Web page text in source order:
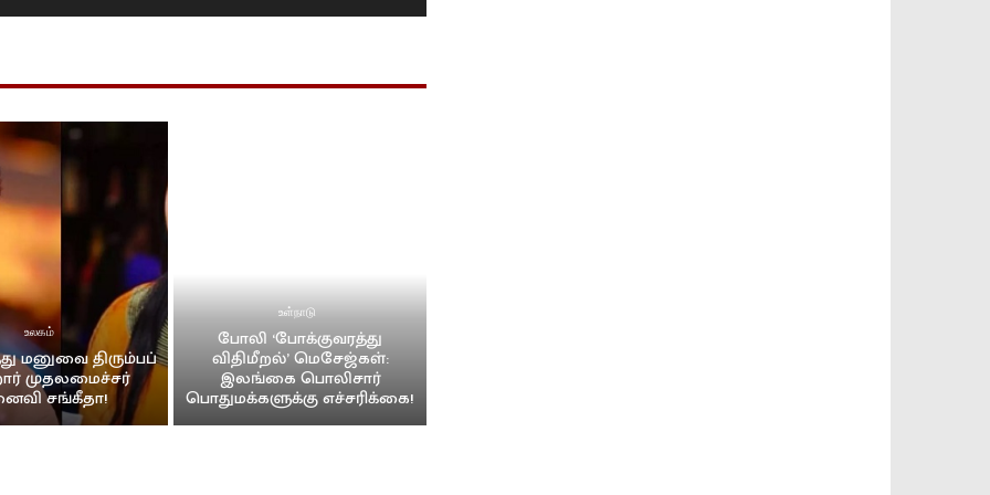
I தேசிய மக்கள் சக்தியின் தெனியா மாநாடு I NPP
வரவேற்பு
மனம் திறந்த கில்மிசா..
கோலாகல வரவேற்பு..!!
உலகம்
மனுவை திரும்பப்
முதலமைச்சர்
சங்கீதா!
உள்நாடு
போலி ‘போக்குவரத்து
விதிமீறல்’ மெசேஜ்கள்:
இலங்கை பொலிசார்
பொதுமக்களுக்கு எச்சரிக்கை!